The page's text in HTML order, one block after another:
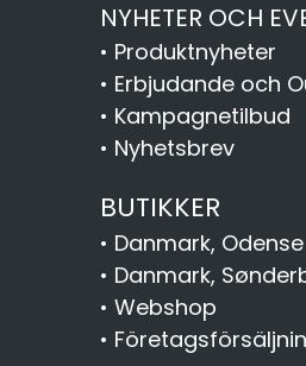
NYHETER OCH
• Produktnyheter
• Erbjudande och
• Kampagnetilbud
• Nyhetsbrev
BUTIKKER
• Danmark, Odense
• Danmark,
• Webshop
•